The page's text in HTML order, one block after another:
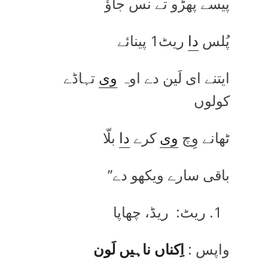
پُلس دا ریٹ1 پینائے
ایتنے ای لَین دے اوہ وی تہاڈے
کولوں
ٹھانے وِچ ویکرے دا بلّا
باقی سارے ویکھو دے’’
ریٹ: ریڈ، چھاپا
واپس : اِکناں ناہیں لَون